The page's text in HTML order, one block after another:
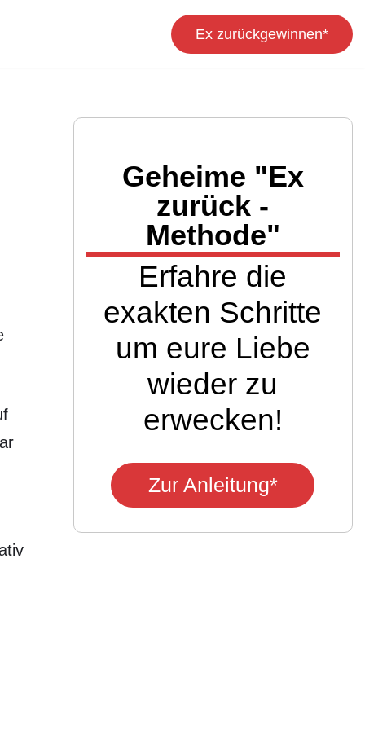
Ex zurückgewinnen*
Geheime "Ex
zurück -
Methode"
Erfahre die
exakten Schritte
um eure Liebe
wieder zu
erwecken!
Zur Anleitung*